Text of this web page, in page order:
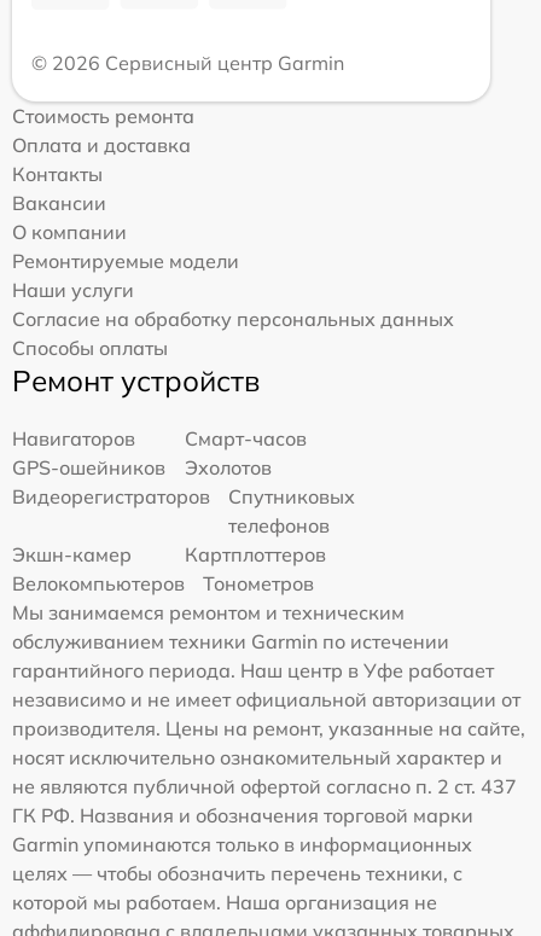
© 2026 Сервисный центр Garmin
Стоимость ремонта
Оплата и доставка
Контакты
Вакансии
О компании
Ремонтируемые модели
Наши услуги
Согласие на обработку персональных данных
Способы оплаты
Ремонт устройств
Навигаторов
Смарт-часов
GPS-ошейников
Эхолотов
Видеорегистраторов
Спутниковых
телефонов
Экшн-камер
Картплоттеров
Велокомпьютеров
Тонометров
Мы занимаемся ремонтом и техническим
обслуживанием техники Garmin по истечении
гарантийного периода. Наш центр в Уфе работает
независимо и не имеет официальной авторизации от
производителя. Цены на ремонт, указанные на сайте,
носят исключительно ознакомительный характер и
не являются публичной офертой согласно п. 2 ст. 437
ГК РФ. Названия и обозначения торговой марки
Garmin упоминаются только в информационных
целях — чтобы обозначить перечень техники, с
которой мы работаем. Наша организация не
аффилирована с владельцами указанных товарных